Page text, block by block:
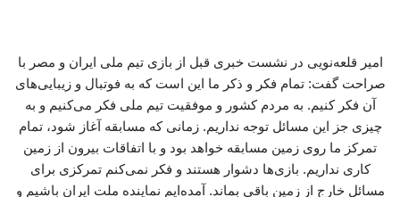
امیر قلعه‌نویی در نشست خبری قبل از بازی تیم ملی ایران و مصر با
صراحت گفت: تمام فکر و ذکر ما این است که به فوتبال و زیبایی‌های
آن فکر کنیم. به مردم کشور و موفقیت تیم ملی فکر می‌کنیم و به
چیزی جز این مسائل توجه نداریم. زمانی که مسابقه آغاز شود، تمام
تمرکز ما روی زمین مسابقه خواهد بود و با اتفاقات بیرون از زمین
کاری نداریم. بازی‌ها دشوار هستند و فکر نمی‌کنم تمرکزی برای
مسائل خارج از زمین باقی بماند. آمده‌ایم نماینده ملت ایران باشیم و